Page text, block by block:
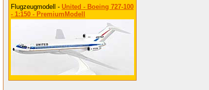
Flugzeugmodell - United - Boeing 727-100
- 1:150 - PremiumModell